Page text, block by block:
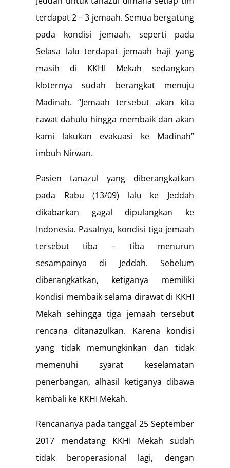
terdapat 2 – 3 jemaah. Semua bergatung
pada kondisi jemaah, seperti pada
Selasa lalu terdapat jemaah haji yang
masih di KKHI Mekah sedangkan
kloternya sudah berangkat menuju
Madinah. “Jemaah tersebut akan kita
rawat dahulu hingga membaik dan akan
kami lakukan evakuasi ke Madinah”
imbuh Nirwan.
Pasien tanazul yang diberangkatkan
pada Rabu (13/09) lalu ke Jeddah
dikabarkan gagal dipulangkan ke
Indonesia. Pasalnya, kondisi tiga jemaah
tersebut tiba – tiba menurun
sesampainya di Jeddah. Sebelum
diberangkatkan, ketiganya memiliki
kondisi membaik selama dirawat di KKHI
Mekah sehingga tiga jemaah tersebut
rencana ditanazulkan. Karena kondisi
yang tidak memungkinkan dan tidak
memenuhi syarat keselamatan
penerbangan, alhasil ketiganya dibawa
kembali ke KKHI Mekah.
Rencananya pada tanggal 25 September
2017 mendatang KKHI Mekah sudah
tidak beroperasional lagi, dengan